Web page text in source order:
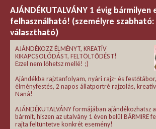
AJÁNDÉKUTALVÁNY 1 évig bármilyen
felhasználható! (személyre
választható)
AJÁNDÉKOZZ ÉLMÉNYT, KREATÍV
KIKAPCSOLÓDÁST, FELTÖLTŐDÉST!
Ezzel nem lőhetsz mellé! ;)
Ajándékba rajztanfolyam, nyári rajz- és
élményfestés, 2 napos állatportré rajzolás,
Naná!
AJÁNDÉKUTALVÁNY formájában ajándékozhatsz
bármit, hiszen az utalvány 1 éven belül BÁRMIRE
rajta feltüntetve konkrét esemény!